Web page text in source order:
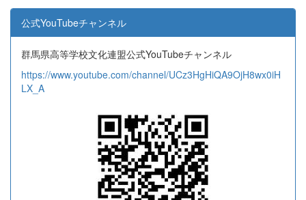
公式YouTubeチャンネル
群馬県高等学校文化連盟公式YouTubeチャンネル
https://www.youtube.com/channel/UCz3HgHiQA9OjH8wx0iH
LX_A